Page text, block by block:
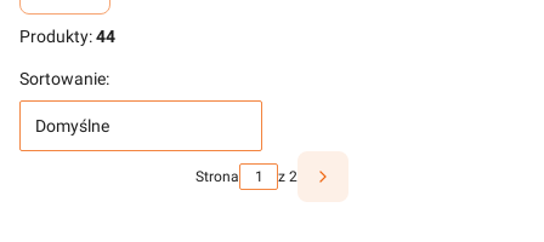
Produkty:44
Sortowanie:
Domyślne
Strona z 2